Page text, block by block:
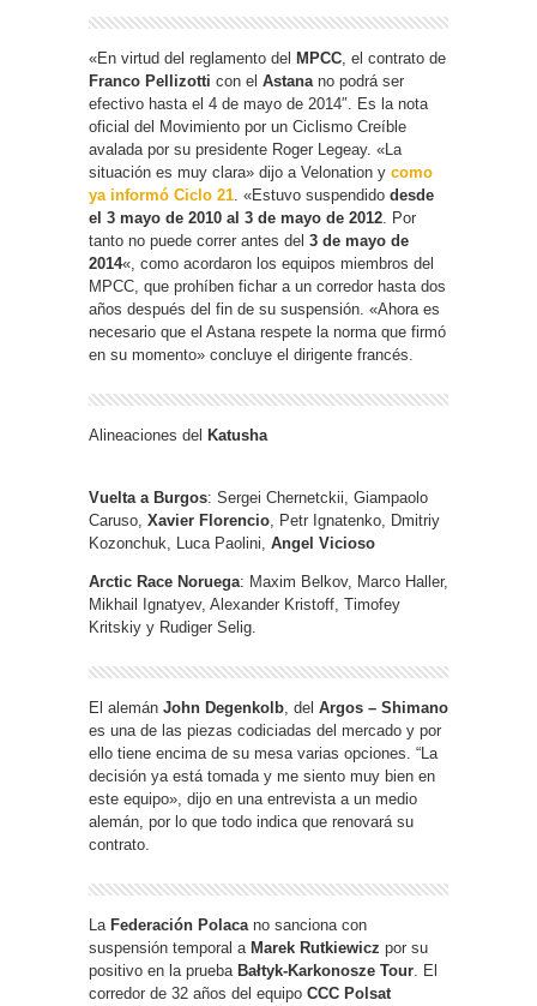
«En virtud del reglamento del MPCC, el contrato de
Franco Pellizotti con el Astanano podrá ser
efectivo hasta el 4 de mayo de 2014″. Es la nota
oficial del Movimiento por un Ciclismo Creíble
avalada por su presidente Roger Legeay. «La
situación es muy clara» dijo a Velonation y como
ya informó Ciclo 21. «Estuvo suspendido desde
el 3 mayo de 2010 al 3 de mayo de 2012. Por
tanto no puede correr antes del 3 de mayo de
2014«, como acordaron los equipos miembros del
MPCC, que prohíben fichar a un corredor hasta dos
años después del fin de su suspensión. «Ahora es
necesario que el Astana respete la norma que firmó
en su momento» concluye el dirigente francés.
Alineaciones del Katusha
Vuelta a Burgos: Sergei Chernetckii, Giampaolo
Caruso, Xavier Florencio, Petr Ignatenko, Dmitriy
Kozonchuk, Luca Paolini, Angel Vicioso
Arctic Race Noruega: Maxim Belkov, Marco Haller,
Mikhail Ignatyev, Alexander Kristoff, Timofey
Kritskiy y Rudiger Selig.
El alemán John Degenkolb, del Argos – Shimano
es una de las piezas codiciadas del mercado y por
ello tiene encima de su mesa varias opciones. “La
decisión ya está tomada y me siento muy bien en
este equipo», dijo en una entrevista a un medio
alemán, por lo que todo indica que renovará su
contrato.
La Federación Polacano sanciona con
suspensión temporal a Marek Rutkiewicz por su
positivo en la prueba Bałtyk-Karkonosze Tour. El
corredor de 32 años del equipo CCC Polsat